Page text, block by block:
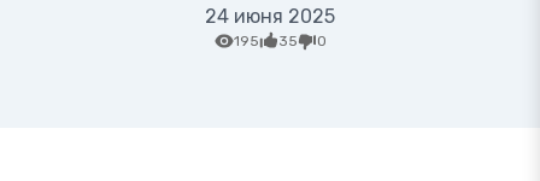
24 июня 2025
195 35 0